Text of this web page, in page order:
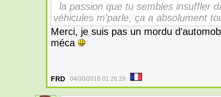
la passion que tu sembles insuffler
véhicules m'parle, ça a absolument
Merci, je suis pas un mordu
méca
FRD 04/30/2016 01:26:29